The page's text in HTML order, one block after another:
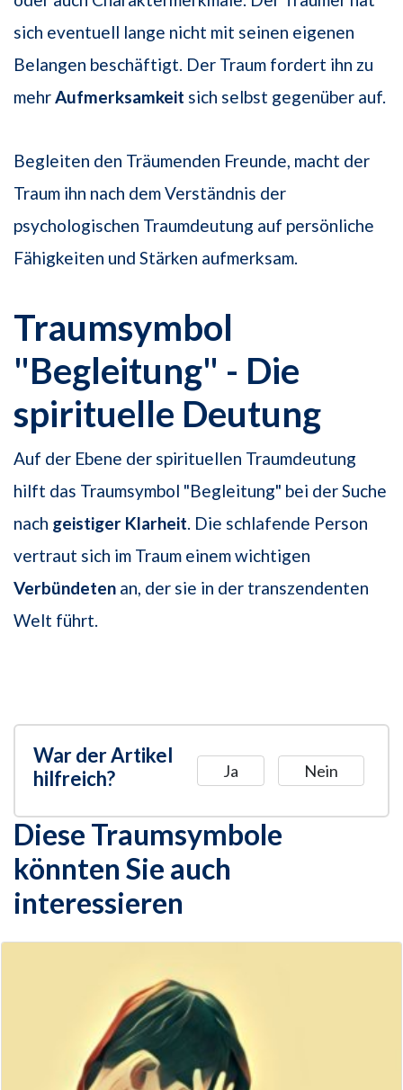
sich eventuell lange nicht mit seinen eigenen
Belangen beschäftigt. Der Traum fordert ihn zu
mehrAufmerksamkeit sich selbst gegenüber auf.
Begleiten den Träumenden Freunde, macht der
Traum ihn nach dem Verständnis der
psychologischen Traumdeutung auf persönliche
Fähigkeiten und Stärken aufmerksam.
Traumsymbol
"Begleitung" - Die
spirituelle Deutung
Auf der Ebene der spirituellen Traumdeutung
hilft das Traumsymbol "Begleitung" bei der Suche
nach geistiger Klarheit. Die schlafende Person
vertraut sich im Traum einem wichtigen
Verbündeten an, der sie in der transzendenten
Welt führt.
War der Artikel
hilfreich?
Ja Nein
Diese Traumsymbole
könnten Sie auch
interessieren